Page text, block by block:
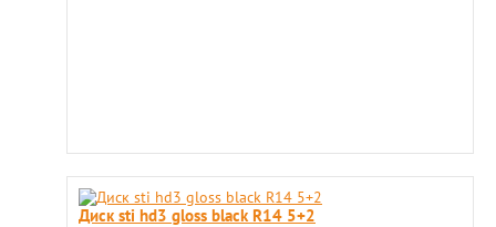
Диск sti hd3 gloss black R14 5+2